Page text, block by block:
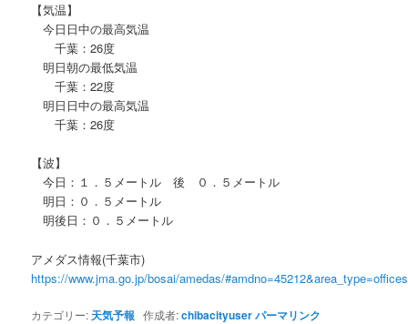
【気温】
今日日中の最高気温
千葉：26度
明日朝の最低気温
千葉：22度
明日日中の最高気温
千葉：26度
【波】
今日：１．５メートル 後 ０．５メートル
明日：０．５メートル
明後日：０．５メートル
アメダス情報(千葉市)
https://www.jma.go.jp/bosai/amedas/
カテゴリー: 天気予報 作成者:chibacityuserパーマリンク